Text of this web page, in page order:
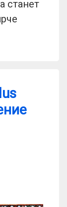
станет